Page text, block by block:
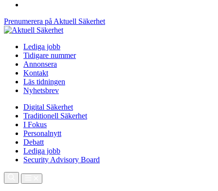
Prenumerera på Aktuell Säkerhet
Lediga jobb
Tidigare nummer
Annonsera
Kontakt
Läs tidningen
Nyhetsbrev
Digital Säkerhet
Traditionell Säkerhet
I Fokus
Personalnytt
Debatt
Lediga jobb
Security Advisory Board